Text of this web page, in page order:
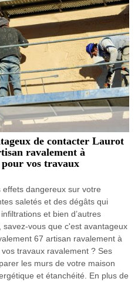
de contacter Laurot
ravalement à
pour vos travaux
dangereux sur votre
saletés et des dégâts qui
et bien d’autres
vous que c'est avantageux
67 artisan ravalement à
travaux ravalement ? Ses
les murs de votre maison
et étanchéité. En plus de